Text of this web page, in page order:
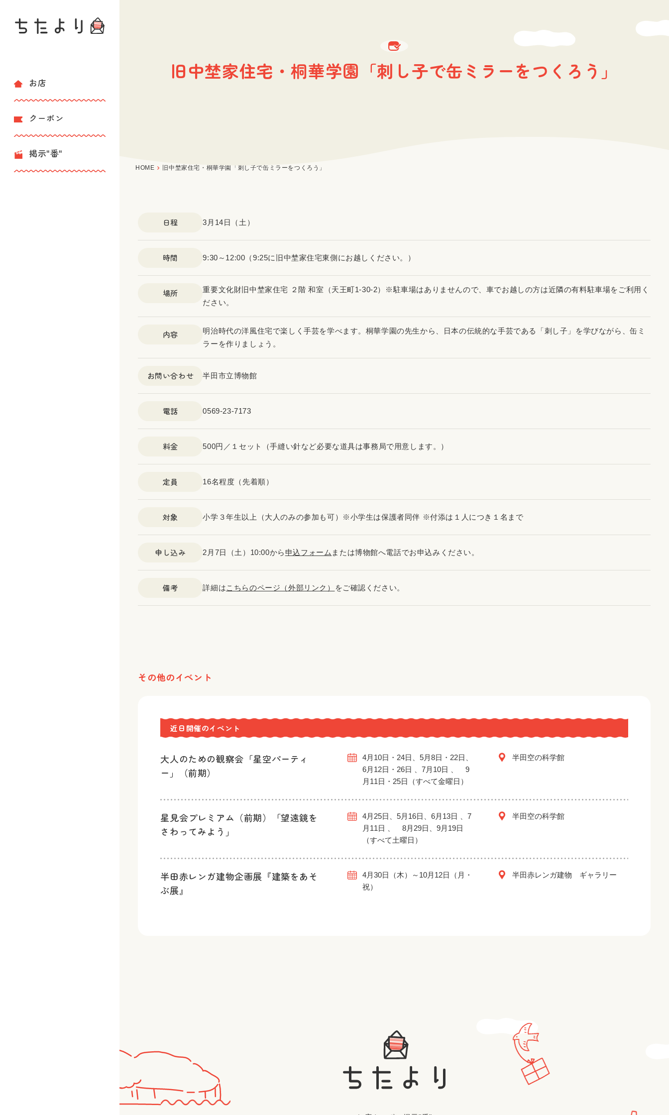
お店
クーポン
掲示"番"
旧中埜家住宅・桐華学園「刺し子で缶ミラーをつくろう」
HOME 旧中埜家住宅・桐華学園「刺し子で缶ミラーをつくろう」
日程 3月14日（土）
時間 9:30～12:00（9:25に旧中埜家住宅東側にお越しください。）
場所
重要文化財旧中埜家住宅 ２階 和室（天王町1-30-2）※駐車場はありませんので、車でお越しの方は近隣の有料駐車場をご利用く
ださい。
内容
明治時代の洋風住宅で楽しく手芸を学べます。桐華学園の先生から、日本の伝統的な手芸である「刺し子」を学びながら、缶ミ
ラーを作りましょう。
お問い合わせ 半田市立博物館
電話 0569-23-7173
料金 500円／１セット（手縫い針など必要な道具は事務局で用意します。）
定員 16名程度（先着順）
対象 小学３年生以上（大人のみの参加も可）※小学生は保護者同伴 ※付添は１人につき１名まで
申し込み 2月7日（土）10:00から 申込フォーム または博物館へ電話でお申込みください。
備考 詳細はこちらのページ（外部リンク） をご確認ください。
その他のイベント
近日開催のイベント
大人のための観察会「星空パーティ
ー」（前期）
4月10日・24日、5月8日・22日、
6月12日・26日 、7月10日 、 9
月11日・25日（すべて金曜日）
半田空の科学館
星見会プレミアム（前期）「望遠鏡を
さわってみよう」
4月25日、5月16日、6月13日 、7
月11日 、 8月29日、9月19日
（すべて土曜日）
半田空の科学館
半田赤レンガ建物企画展『建築をあそ
ぶ展』
4月30日（木）～10月12日（月・
祝）
半田赤レンガ建物 ギャラリー